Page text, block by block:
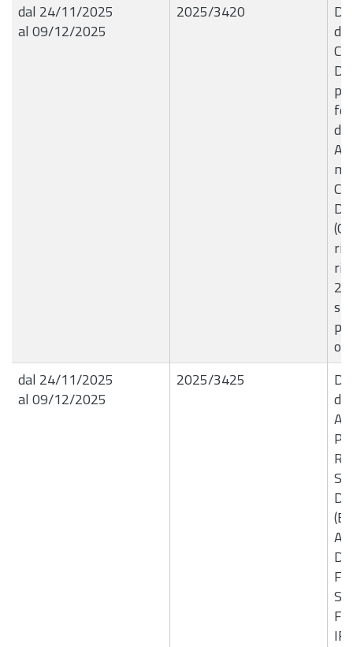
dal 24/11/2025
al 09/12/2025
2025/3420
dal 24/11/2025
al 09/12/2025
2025/3425
DI